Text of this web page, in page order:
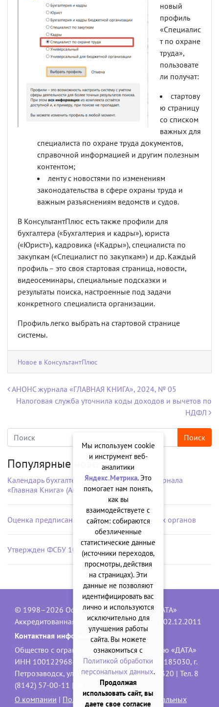
новый
профиль
«Специалис
т по охране
труда»,
пользовате
ли получат:
стартову
ю страницу
со списком
важных для
специалиста по охране труда документов,
справочной информацией и другим полезным
контентом;
ленту с новостями по изменениям
законодательства в сфере охраны труда и
важным разъяснениям ведомств и судов.
В КонсультантПлюс есть также профили для
бухгалтера («Бухгалтерия и кадры»), юриста
(«Юрист»), кадровика («Кадры»), специалиста по
закупкам («Специалист по закупкам») и др. Каждый
профиль – это своя стартовая страница, новости,
видеосеминары, специальные подсказки и
результаты поиска, настроенные под задачи
конкретного специалиста организации.
Профиль легко выбрать на стартовой странице
системы.
Новое в КонсультантПлюс
Навигация по записям
АНОНС журнала «ГЛАВНАЯ КНИГА», 2024, № 05
Налоговая служба уточнила коды доходов и вычетов по
НДФЛ
Популярные новости
Календарь бухгалтера на рабочий стол от журнала
«Главная Книга» (Август 2026 г.)
Оценка предписаний контрольно-надзорных органов
Утвержден ФСБУ 10/2026 «Расходы»
© 1998–2026 Официальный сайт ООО «ДАТА»
Аккредитованная IT-компания, № 1840 от 02.12.2011
Контактная информация:
Общество с ограниченной ответственностью «ДАТА»
ИНН 1001229684, ОГРН 1101001001551 | 185030, г.
Петрозаводск, ул. Володарского, 40, офис 320 | Тел. 8
(8142) 57-00-11 |
data@onego.ru
О компании | Политика обработки персональных
Мы используем cookie
и инструмент веб-
аналитики
Яндекс.Метрика. Это
помогает нам понять,
как вы
взаимодействуете с
сайтом: собираются
обезличенные
статистические данные
(источники переходов,
просмотры, действия
на страницах). Эти
данные не позволяют
идентифицировать вас
лично и используются
исключительно для
улучшения работы
сайта. Вы можете
ознакомиться с
Политикой обработки
персональных данных.
Продолжая
использовать сайт, вы
даете свое согласие